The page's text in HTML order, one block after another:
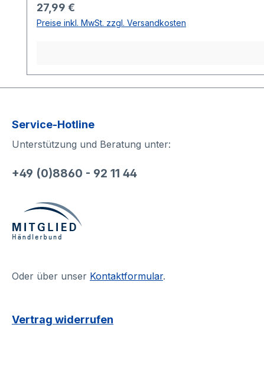
Regulärer Preis:
27,99 €
Preise inkl. MwSt. zzgl. Versandkosten
Service-Hotline
Unterstützung und Beratung unter:
+49 (0)8860 - 92 11 44
Oder über unser Kontaktformular.
Vertrag widerrufen